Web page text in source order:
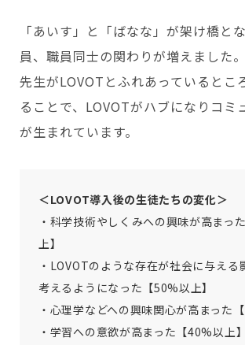
「あいす」と「ばなな」が架け橋と
員、職員同士の関わりが増えました。
先生がLOVOTとふれあっているとこ
ることで、LOVOTがハブになりコミ
が生まれています。
＜LOVOT導入後の生徒たちの変化＞
・科学技術やしくみへの興味が高まっ
上】
・LOVOTのような存在が社会に与える
考えるようになった【50%以上】
・心理学などへの興味関心が高まった
・学習への意欲が高まった【40%以上】